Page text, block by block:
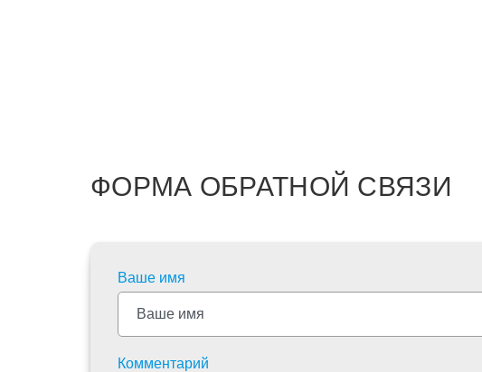
ФОРМА ОБРАТНОЙ СВЯЗИ
Ваше имя
Комментарий